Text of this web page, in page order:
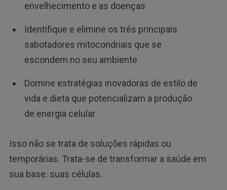
envelhecimento e as doenças
Identifique e elimine os três principais
sabotadores mitocondriais que se
escondem no seu ambiente
Domine estratégias inovadoras de estilo de
vida e dieta que potencializam a produção
de energia celular
Isso não se trata de soluções rápidas ou
temporárias. Trata-se de transformar a saúde em
sua base: suas células.